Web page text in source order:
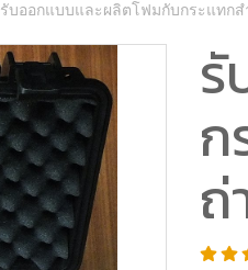
รับออกแบบและผลิตโฟมกับกระแทก
รั
ก
ถ่